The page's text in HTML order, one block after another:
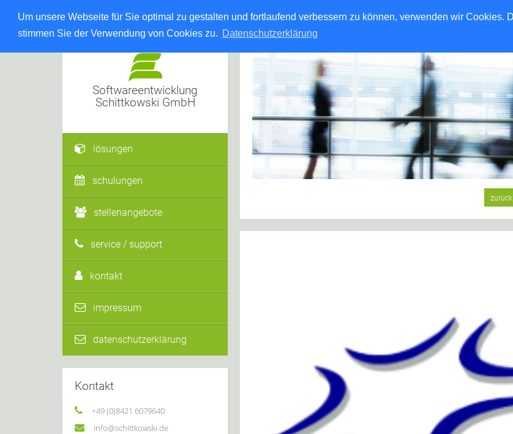
Um unsere Webseite für Sie optimal zu gestalten und fortlaufend verbessern zu können, verwenden wir Cookies.
stimmen Sie der Verwendung von Cookies zu. Datenschutzerklärung
Softwareentwicklung
Schittkowski GmbH
lösungen
schulungen
stellenangebote
service / support
kontakt
impressum
datenschutzerklärung
Kontakt
+49 (0)8421 6079640
info@schittkowski.de
zurück